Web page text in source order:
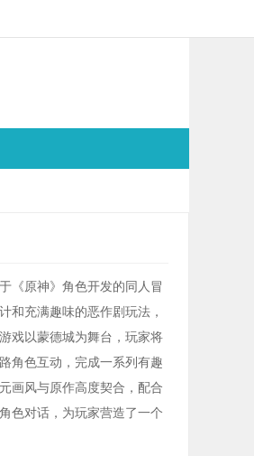
《原神》角色开发的同人冒
和充满趣味的恶作剧玩法，
戏以蒙德城为舞台，玩家将
角色互动，完成一系列有趣
画风与原作高度契合，配合
色对话，为玩家营造了一个